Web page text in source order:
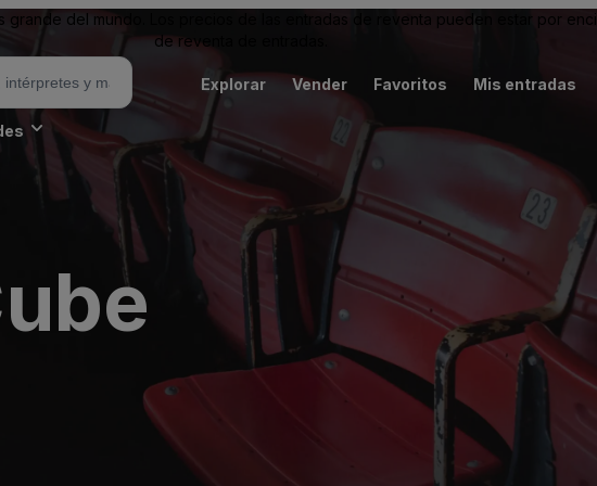
del mundo. Los precios de las entradas de reventa pueden estar por
de reventa de entradas.
Explorar Vender Favoritos Mis entradas